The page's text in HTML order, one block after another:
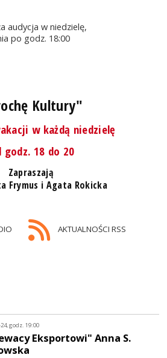
audycja w niedzielę,
po godz. 18:00
Kultury"
w każdą niedzielę
godz. 18 do 20
Zapraszają
Frymus i Agata Rokicka
AKTUALNOŚCI RSS
godz. 19:00
Eksportowi" Anna S.